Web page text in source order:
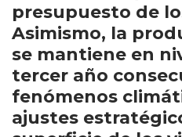
presupuesto de
Asimismo, la
se mantiene en
tercer año
fenómenos
ajustes